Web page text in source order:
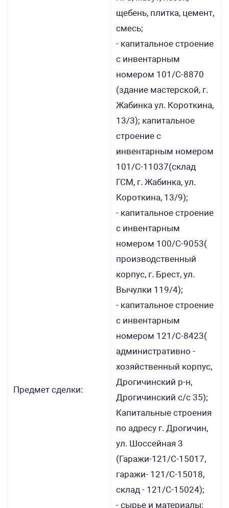
Предмет сделки:
щебень, плитка, цемент,
смесь;
- капитальное строение
с инвентарным
номером 101/С-8870
(здание мастерской, г.
Жабинка ул. Короткина,
13/3); капитальное
строение с
инвентарным номером
101/С-11037(склад
ГСМ, г. Жабинка, ул.
Короткина, 13/9);
- капитальное строение
с инвентарным
номером 100/С-9053(
производственный
корпус, г. Брест, ул.
Вычулки 119/4);
- капитальное строение
с инвентарным
номером 121/С-8423(
административно -
хозяйственный корпус,
Дрогичинский р-н,
Дрогичинский с/с 35);
Капитальные строения
по адресу г. Дрогичин,
ул. Шоссейная 3
(Гаражи-121/С-15017,
гаражи- 121/С-15018,
склад - 121/С-15024);
- сырье и материалы: